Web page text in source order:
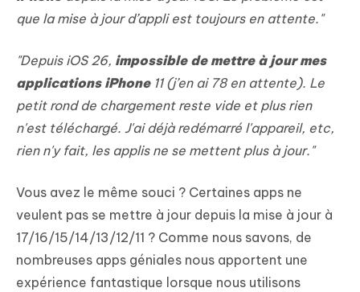
que la mise à jour d’appli est toujours en attente."
"Depuis iOS 26, impossible de mettre à jour mes
applications iPhone 11 (j’en ai 78 en attente). Le
petit rond de chargement reste vide et plus rien
n'est téléchargé. J'ai déjà redémarré l'appareil, etc,
rien n'y fait, les applis ne se mettent plus à jour."
Vous avez le même souci ? Certaines apps ne
veulent pas se mettre à jour depuis la mise à jour à
17/16/15/14/13/12/11 ? Comme nous savons, de
nombreuses apps géniales nous apportent une
expérience fantastique lorsque nous utilisons